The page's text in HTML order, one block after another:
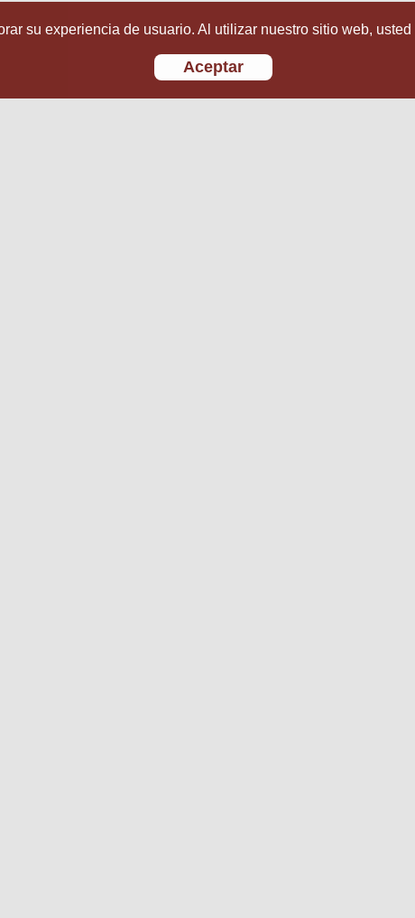
su experiencia de usuario. Al utilizar nuestro sitio web,
Aceptar